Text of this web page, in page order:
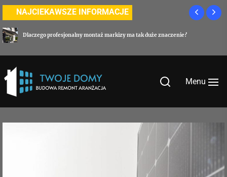
Skip
to
the
content
NAJCIEKAWSZE INFORMACJE
profesjonalny montaż markizy ma tak duże znaczenie?
Menu